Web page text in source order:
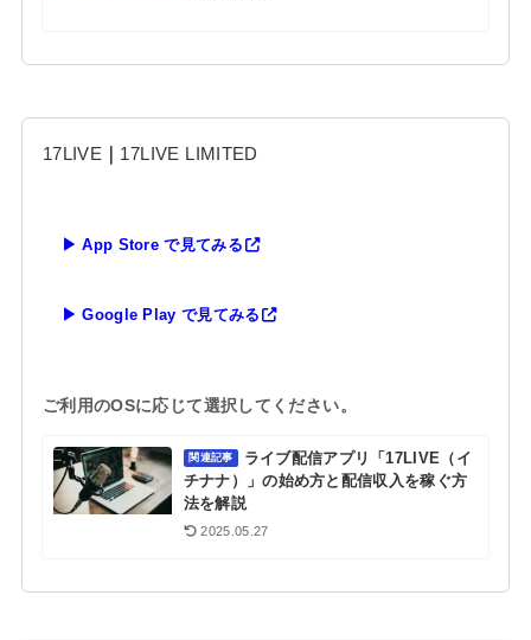
17LIVE 17LIVE LIMITED
▶ App Store で見てみる
▶ Google Play で見てみる
ご利用のOSに応じて選択してください。
関連記事
ライブ配信アプリ「17LIVE（イ
チナナ）」の始め方と配信収入を稼ぐ方
法を解説
2025.05.27